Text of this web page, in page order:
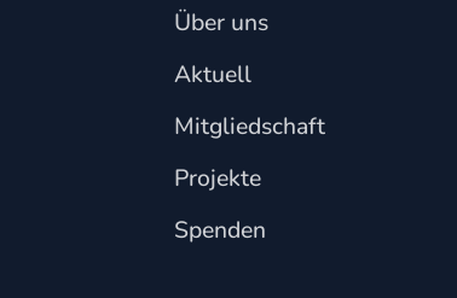
Über uns
Aktuell
Mitgliedschaft
Projekte
Spenden